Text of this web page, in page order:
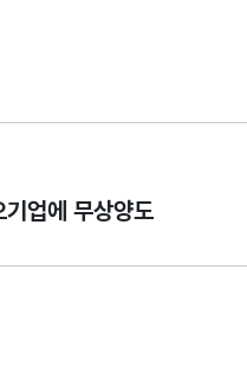
업에 무상양도